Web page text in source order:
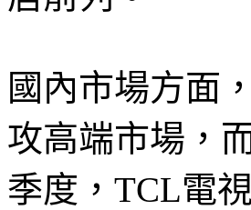
國內市場方面
攻高端市場，
季度，TCL電